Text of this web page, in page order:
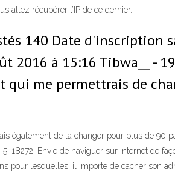
allez récupérer l’IP de ce dernier.
140 Date
à 15:16 Tibwa__ -
qui me permettrais de
également de la changer pour plus de 90
18272. Envie de naviguer sur internet de
pour lesquelles, il importe de cacher son